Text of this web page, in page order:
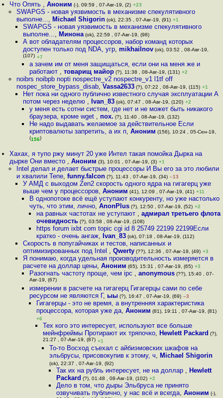
Что Опять ,Аноним (-), 09:59 , 07-Авг-19, (2) +23
SWAPGS - новая уязвимость в механизме спекулятивного
выполне..., Michael Shigorin(ok), 22:35 , 07-Авг-19, (91) +1
SWAPGS - новая уязвимость в механизме спекулятивного
выполне..., Минона(ok), 22:59 , 07-Авг-19, (98)
А вот обладателям процессоров, набор команд которых
доступен только под NDA, угр, mikhailnov(ok), 03:52 , 08-Авг-19,
(107) +7
а зачем им от меня защищаться, если они на меня же и
работают ,товарищ майор (?), 11:38 , 08-Авг-19, (131) +2
noibrs noibpb nopti nospectre_v2 nospectre_v1 l1tf off
nospec_store_bypass_disab, Vassa2633(?), 07:22 , 08-Авг-19, (115) +1
Нет пока ни одного публично известного случая эксплуатации А
потом через неделю , Ivan_83(ok), 07:47 , 08-Авг-19, (120) +2
у меня есть сотни систем, где нет и не может быть никакого
браузера, кроме wget , пох. (?), 11:40 , 08-Авг-19, (132)
Не надо выдавать желаемое за действительное Если
криптовалюты запретить, а их п,Аноним (156), 10:24 , 05-Сен-19,
(156)
Хахах, я тупо ржу минут 20 уже Интел такая помойка Дырка на
дырке Они вместо ,Аноним (3), 10:01 , 07-Авг-19, (3) +1
Intel делал и делает быстрые процессоры И Вы его за это любили
и хвалили Тепе, funny.falcon(?), 11:43 , 07-Авг-19, (34) –13
У АМД с выходом Zen2 скорость одного ядра на гигагерц уже
выше чем у процессоров, Аноним (41), 12:09 , 07-Авг-19, (41) +11
В однопотоке всё ещё уступают конкуренту, но уже настолько
чуть, что этим, лично,AnonPlus (?), 12:50 , 07-Авг-19, (52) +2
на равных частотах не уступают , адмирал третьего флота
очевидность(?), 03:58 , 08-Авг-19, (108)
https forum ixbt com topic cgi id 8 25749 22199 22199Если
кратко - очень ангаж, Ivan_83(ok), 07:18 , 08-Авг-19, (112)
Скорость в попугайчиках и тестов, написанных и
оптимизированных под Intel , Qwerty(??), 12:36 , 07-Авг-19, (49) +3
Я понимаю, когда удельная производительность измеряется в
расчете на доллар цены, Аноним (65), 15:31 , 07-Авг-19, (65) +3
Разогнать частоту проще, чем ipc ,anonymous (??), 15:40 , 07-
Авг-19, (67)
измерении в расчете на гигагерц Гигагерцы сами по себе
ресурсом не являются Г, ыы (?), 16:47 , 07-Авг-19, (69) –3
Гигагерцы - это не время, а внутренняя характеристика
процессора, которая уже да, Аноним (81), 19:11 , 07-Авг-19, (81)
+6
Тех кого это интересует, используют все больше
мейнфреймы Протирают их тряпочко, Hewlett Packard (?),
21:27 , 07-Авг-19, (87) +1
То-то Восход съехал с айбиэмовских шкафов на
эльбрусы, присовокупив к этому, ч, Michael Shigorin
(ok), 22:37 , 07-Авг-19, (92)
Так их на рубль интересует, не на доллар , Hewlett
Packard (?), 01:48 , 08-Авг-19, (102) +2
Дело в том, что дыры Эльбруса не принято
озвучивать публично, у нас всё и всегда, Аноним (-),